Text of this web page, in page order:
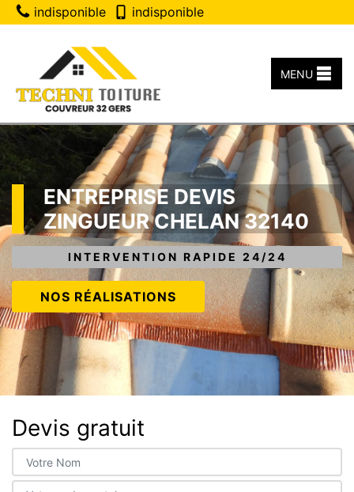
indisponible indisponible
MENU
ENTREPRISE DEVIS
ZINGUEUR CHELAN 32140
INTERVENTION RAPIDE 24/24
NOS RÉALISATIONS
Devis gratuit